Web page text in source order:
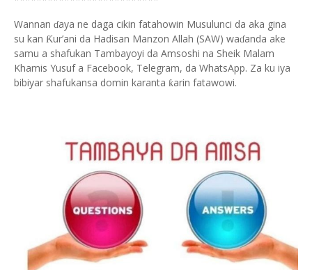
Wannan ɗaya ne daga cikin fatahowin Musulunci da aka gina
su kan Ƙur’ani da Hadisan Manzon Allah (SAW) waɗanda ake
samu a shafukan Tambayoyi da Amsoshi na Sheik Malam
Khamis Yusuf a Facebook, Telegram, da WhatsApp. Za ku iya
bibiyar shafukansa domin karanta ƙarin fatawowi.